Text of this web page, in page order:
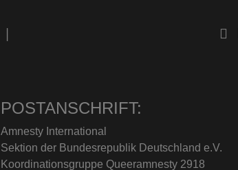
POSTANSCHRIFT:
Amnesty International
Sektion der Bundesrepublik Deutschland e.V.
Koordinationsgruppe Queeramnesty 2918